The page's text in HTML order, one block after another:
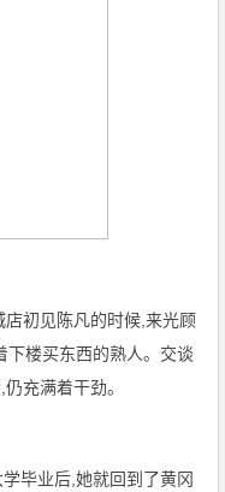
初见陈凡的时候,来光顾
下楼买东西的熟人。交谈
充满着干劲。
毕业后,她就回到了黄冈